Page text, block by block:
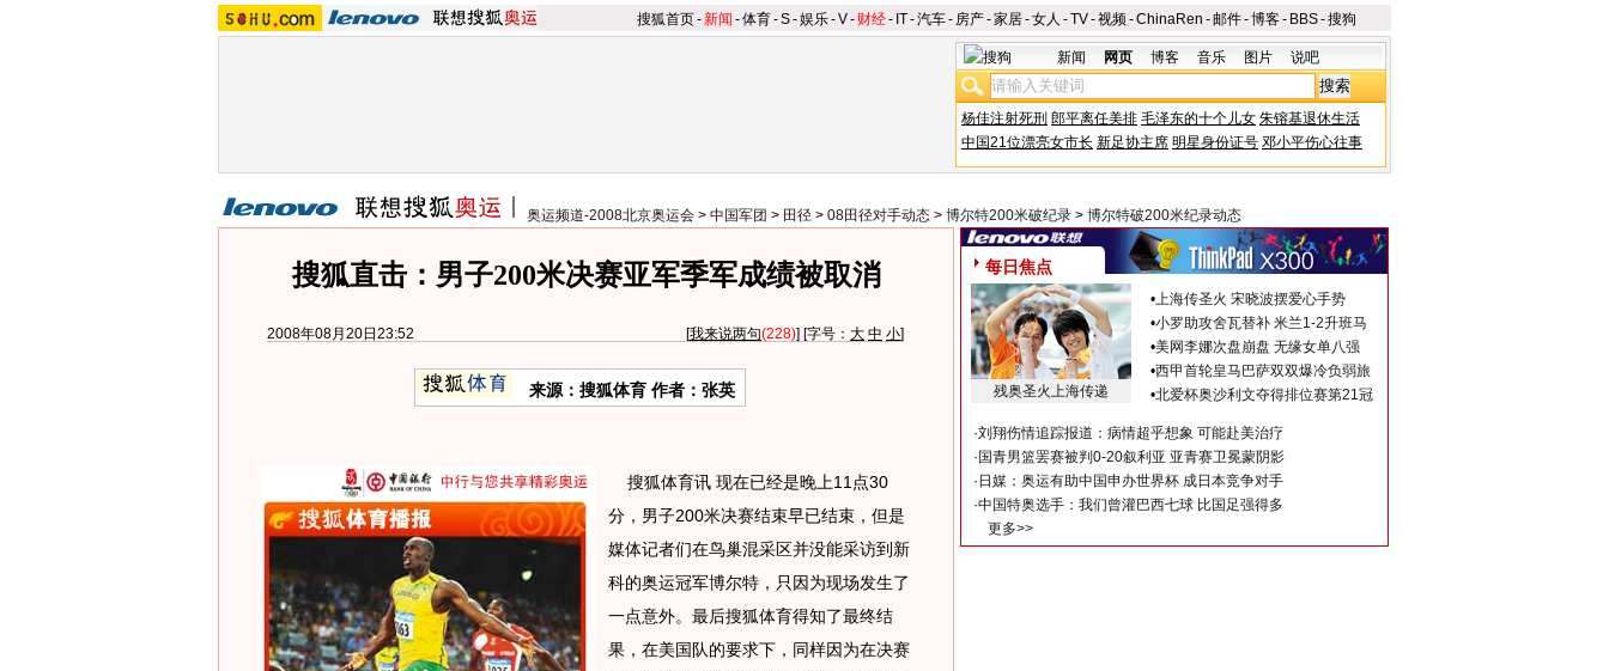
搜狐首页-新闻 -体育-S-娱乐-V- 财经- IT-汽车- 房产-家居-女人 -TV-视频-ChinaRen -邮件-博客- BBS-搜狗
新闻 网页 博客 音乐 图片 说吧
杨佳注射死刑 郎平离任美排 毛泽东的十个儿女 朱镕基退休生活
中国21位漂亮女市长 新足协主席 明星身份证号 邓小平伤心往事
奥运频道-2008北京奥运会 > 中国军团 > 田径 > 08田径对手动态 > 博尔特200米破纪录 > 博尔特破200米纪录动态
搜狐直击：男子200米决赛亚军季军成绩被取消
2008年08月20日23:52 [我来说两句(228)] [字号： 大 中 小]
来源：搜狐体育 作者：张英
搜狐体育讯 现在已经是晚上11点30
分，男子200米决赛结束早已结束，但是
媒体记者们在鸟巢混采区并没能采访到新
科的奥运冠军博尔特，只因为现场发生了
一点意外。最后搜狐体育得知了最终结
果，在美国队的要求下，同样因为在决赛
每日焦点
残奥圣火上海传递
•上海传圣火 宋晓波摆爱心手势
•小罗助攻舍瓦替补 米兰1-2升班马
•美网李娜次盘崩盘 无缘女单八强
•西甲首轮皇马巴萨双双爆冷负弱旅
•北爱杯奥沙利文夺得排位赛第21冠
·刘翔伤情追踪报道：病情超乎想象 可能赴美治疗
· 国青男篮罢赛被判0-20叙利亚 亚青赛卫冕蒙阴影
· 日媒：奥运有助中国申办世界杯 成日本竞争对手
·中国特奥选手：我们曾灌巴西七球 比国足强得多
更多>>